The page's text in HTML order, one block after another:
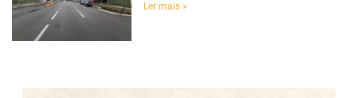
Ler mais »